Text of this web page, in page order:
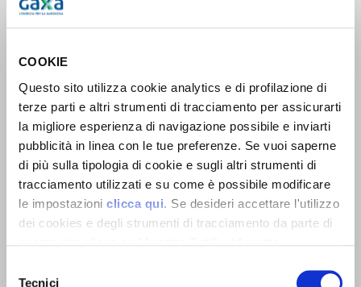
COOKIE
Questo sito utilizza cookie analytics e di profilazione di
terze parti e altri strumenti di tracciamento per assicurarti
la migliore esperienza di navigazione possibile e inviarti
pubblicità in linea con le tue preferenze. Se vuoi saperne
di più sulla tipologia di cookie e sugli altri strumenti di
tracciamento utilizzati e su come è possibile modificare
le impostazioni clicca qui. Se desideri accettare l'utilizzo
dei cookies e degli strumenti di tracciamento da parte di
l’utilizzo dei cookie e mantenere le impostazioni di
Tecnici
Assistenza clienti
Presso il nostro store, troverai un
servizio di assistenza completo per la
gestione della tua fornitura
energetica. Ti aiutiamo nella lettura
delle bollette, nell’uso dell’area